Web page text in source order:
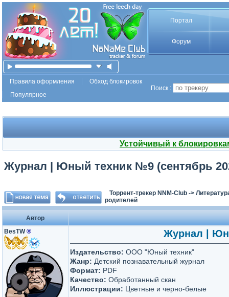
Портал
Форум
Правила оформления
Обход блокировок
Популярное
Поиск :
Устойчивый к
Журнал | Юный техник №9 (сентябрь
Торрент-трекер NNM-Club ->
родителей
Автор
BesTW® Журнал |
Издательство: ООО "Юный техник"
Жанр: Детский познавательный журнал
Формат: PDF
Качество: Обработанный скан
Иллюстрации: Цветные и черно-белые